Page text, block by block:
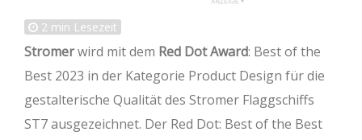
2 min Lesezeit
Stromerwird mit dem Red Dot Award: Best of the
Best 2023 in der Kategorie Product Design für die
gestalterische Qualität des Stromer Flaggschiffs
ST7 ausgezeichnet. Der Red Dot: Best of the Best